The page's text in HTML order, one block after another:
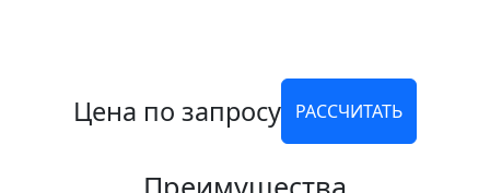
Цена по запросу РАССЧИТАТЬ